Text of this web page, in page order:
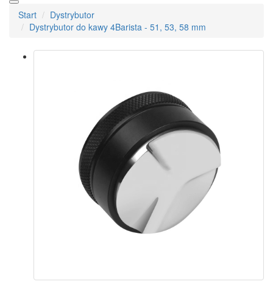
Start
Dystrybutor
Dystrybutor do kawy 4Barista - 51, 53, 58 mm